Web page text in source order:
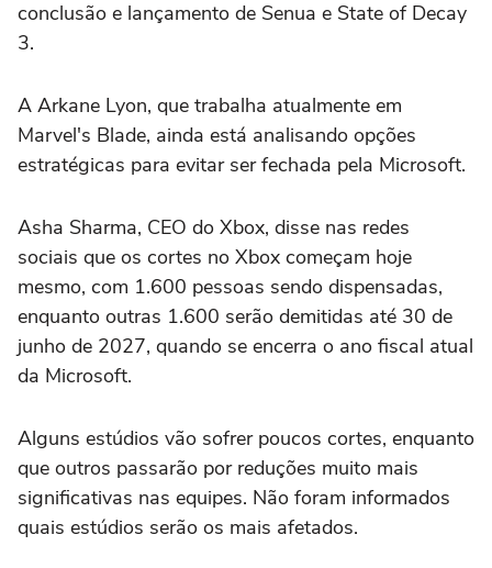
conclusão e lançamento de Senua e State of Decay
3.
A Arkane Lyon, que trabalha atualmente em
Marvel's Blade, ainda está analisando opções
estratégicas para evitar ser fechada pela Microsoft.
Asha Sharma, CEO do Xbox, disse nas redes
sociais que os cortes no Xbox começam hoje
mesmo, com 1.600 pessoas sendo dispensadas,
enquanto outras 1.600 serão demitidas até 30 de
junho de 2027, quando se encerra o ano fiscal atual
da Microsoft.
Alguns estúdios vão sofrer poucos cortes, enquanto
que outros passarão por reduções muito mais
significativas nas equipes. Não foram informados
quais estúdios serão os mais afetados.